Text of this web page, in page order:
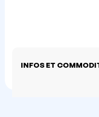
INFOS ET